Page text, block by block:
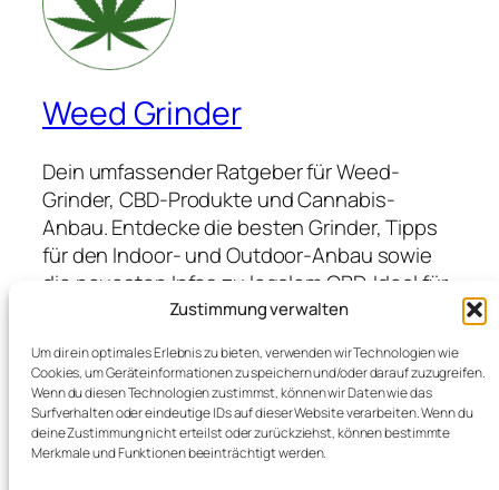
Zustimmung verwalten
Um dir ein optimales Erlebnis zu bieten, verwenden wir Technologien wie
Cookies, um Geräteinformationen zu speichern und/oder darauf zuzugreifen.
Wenn du diesen Technologien zustimmst, können wir Daten wie das
Surfverhalten oder eindeutige IDs auf dieser Website verarbeiten. Wenn du
deine Zustimmung nicht erteilst oder zurückziehst, können bestimmte
Merkmale und Funktionen beeinträchtigt werden.
Weed Grinder
Dein umfassender Ratgeber für Weed-
Grinder, CBD-Produkte und Cannabis-
Anbau. Entdecke die besten Grinder, Tipps
für den Indoor- und Outdoor-Anbau sowie
die neuesten Infos zu legalem CBD. Ideal für
Anfänger und Profis, die hochwertige
profitieren möchten.
Blog
Veranstaltungen